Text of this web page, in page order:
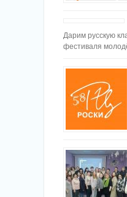
Дарим русскую
фестиваля